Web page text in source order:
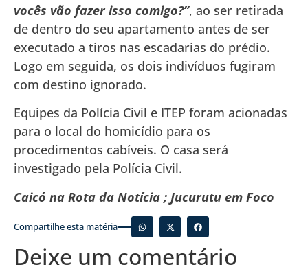
vocês vão fazer isso comigo?”, ao ser retirada
de dentro do seu apartamento antes de ser
executado a tiros nas escadarias do prédio.
Logo em seguida, os dois indivíduos fugiram
com destino ignorado.
Equipes da Polícia Civil e ITEP foram acionadas
para o local do homicídio para os
procedimentos cabíveis. O casa será
investigado pela Polícia Civil.
Caicó na Rota da Notícia ; Jucurutu em Foco
Compartilhe esta matéria
Deixe um comentário